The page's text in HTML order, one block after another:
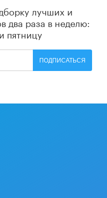
лучших и
два раза в неделю:
пятницу
ПОДПИСАТЬСЯ